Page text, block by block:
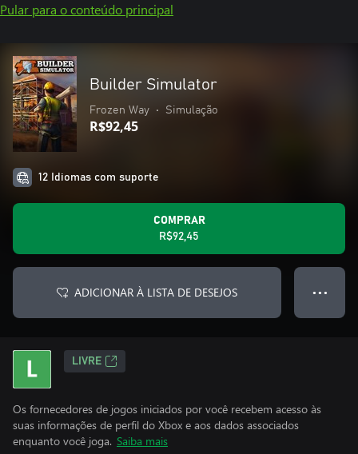
Pular para o conteúdo principal
Builder Simulator
Frozen Way • Simulação
R$92,45
12 Idiomas com suporte
COMPRAR
R$92,45
ADICIONAR À LISTA DE DESEJOS ● ● ●
LIVRE
Os fornecedores de jogos iniciados por você recebem acesso às
suas informações de perfil do Xbox e aos dados associados
enquanto você joga. Saiba mais